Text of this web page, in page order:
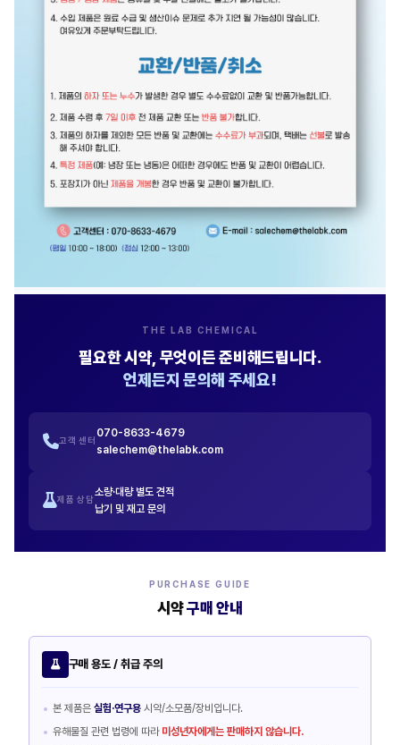
THE LAB CHEMICAL
필요한 시약, 무엇이든 준비해드립니다.
언제든지 문의해 주세요!
고객 센터
070-8633-4679
salechem@thelabk.com
제품 상담
소량·대량 별도 견적
납기 및 재고 문의
PURCHASE GUIDE
시약구매 안내
구매 용도 / 취급 주의
본 제품은 실험·연구용 시약/소모품/장비입니다.
유해물질 관련 법령에 따라 미성년자에게는 판매하지 않습니다.